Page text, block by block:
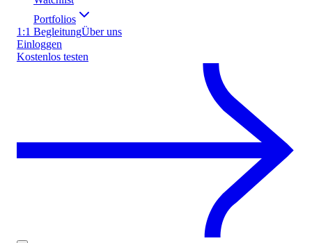
Portfolios
1:1 BegleitungÜber uns
Einloggen
Kostenlos testen